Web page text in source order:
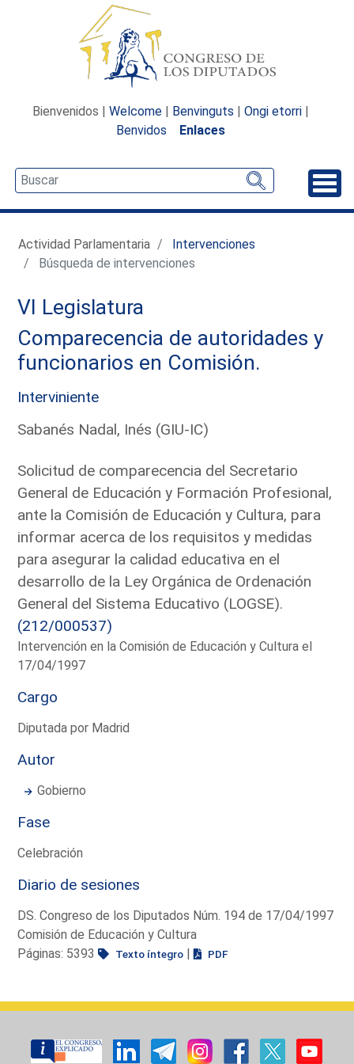
Bienvenidos | Welcome | Benvinguts | Ongi etorri |
Benvidos
Enlaces
Actividad Parlamentaria
Intervenciones
Búsqueda de intervenciones
VI Legislatura
Comparecencia de autoridades y
funcionarios en Comisión.
Interviniente
Sabanés Nadal, Inés (GIU-IC)
Solicitud de comparecencia del Secretario
General de Educación y Formación Profesional,
ante la Comisión de Educación y Cultura, para
informar acerca de los requisitos y medidas
para asegurar la calidad educativa en el
desarrollo de la Ley Orgánica de Ordenación
General del Sistema Educativo (LOGSE).
(212/000537)
Intervención en la Comisión de Educación y Cultura el
17/04/1997
Cargo
Diputada por Madrid
Autor
Gobierno
Fase
Celebración
Diario de sesiones
DS. Congreso de los Diputados Núm. 194 de 17/04/1997
Comisión de Educación y Cultura
Páginas: 5393
Texto íntegro | PDF